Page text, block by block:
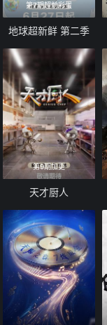
第7期超前彩蛋
地球超新鲜 第二季
第9期加更
天才厨人